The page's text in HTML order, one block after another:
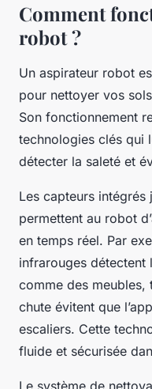
Comment
robot ?
Un aspirateur robot
pour nettoyer vos
Son fonctionnement
technologies clés qui
détecter la saleté et
Les capteurs
permettent au robot
en temps réel. Par
infrarouges détectent
comme des meubles,
chute évitent que
escaliers. Cette
fluide et sécurisée